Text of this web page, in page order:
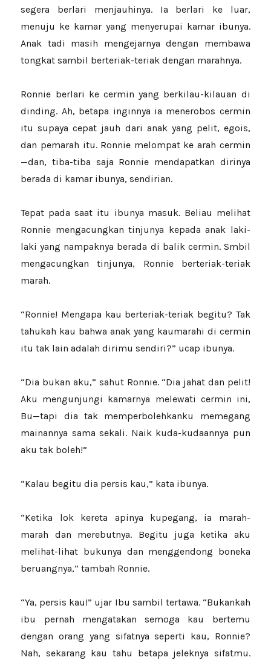
segera berlari menjauhinya. Ia berlari ke luar,
menuju ke kamar yang menyerupai kamar ibunya.
Anak tadi masih mengejarnya dengan membawa
tongkat sambil berteriak-teriak dengan marahnya.
Ronnie berlari ke cermin yang berkilau-kilauan di
dinding. Ah, betapa inginnya ia menerobos cermin
itu supaya cepat jauh dari anak yang pelit, egois,
dan pemarah itu. Ronnie melompat ke arah cermin
—dan, tiba-tiba saja Ronnie mendapatkan dirinya
berada di kamar ibunya, sendirian.
Tepat pada saat itu ibunya masuk. Beliau melihat
Ronnie mengacungkan tinjunya kepada anak laki-
laki yang nampaknya berada di balik cermin. Smbil
mengacungkan tinjunya, Ronnie berteriak-teriak
marah.
“Ronnie! Mengapa kau berteriak-teriak begitu? Tak
tahukah kau bahwa anak yang kaumarahi di cermin
itu tak lain adalah dirimu sendiri?” ucap ibunya.
“Dia bukan aku,” sahut Ronnie. “Dia jahat dan pelit!
Aku mengunjungi kamarnya melewati cermin ini,
Bu—tapi dia tak memperbolehkanku memegang
mainannya sama sekali. Naik kuda-kudaannya pun
aku tak boleh!”
“Kalau begitu dia persis kau,” kata ibunya.
“Ketika lok kereta apinya kupegang, ia marah-
marah dan merebutnya. Begitu juga ketika aku
melihat-lihat bukunya dan menggendong boneka
beruangnya,” tambah Ronnie.
“Ya, persis kau!” ujar Ibu sambil tertawa. “Bukankah
ibu pernah mengatakan semoga kau bertemu
dengan orang yang sifatnya seperti kau, Ronnie?
Nah, sekarang kau tahu betapa jeleknya sifatmu.